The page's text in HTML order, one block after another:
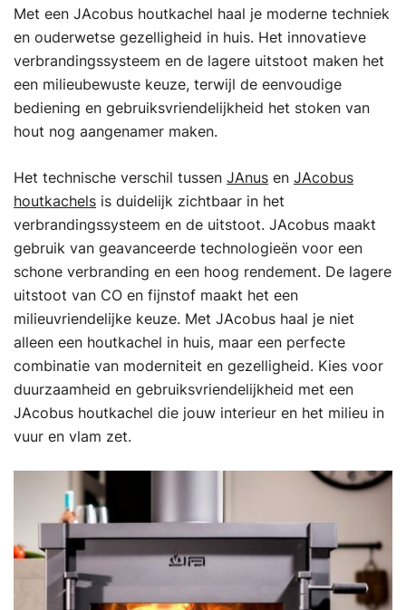
Met een JAcobus houtkachel haal je moderne techniek
en ouderwetse gezelligheid in huis. Het innovatieve
verbrandingssysteem en de lagere uitstoot maken het
een milieubewuste keuze, terwijl de eenvoudige
bediening en gebruiksvriendelijkheid het stoken van
hout nog aangenamer maken.
Het technische verschil tussen JAnus en JAcobus
houtkachels is duidelijk zichtbaar in het
verbrandingssysteem en de uitstoot. JAcobus maakt
gebruik van geavanceerde technologieën voor een
schone verbranding en een hoog rendement. De lagere
uitstoot van CO en fijnstof maakt het een
milieuvriendelijke keuze. Met JAcobus haal je niet
alleen een houtkachel in huis, maar een perfecte
combinatie van moderniteit en gezelligheid. Kies voor
duurzaamheid en gebruiksvriendelijkheid met een
JAcobus houtkachel die jouw interieur en het milieu in
vuur en vlam zet.